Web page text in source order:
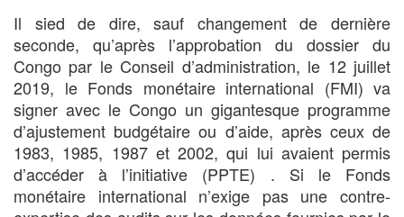
Il sied de dire, sauf changement de dernière
seconde, qu’après l’approbation du dossier du
Congo par le Conseil d’administration, le 12 juillet
2019, le Fonds monétaire international (FMI) va
signer avec le Congo un gigantesque programme
d’ajustement budgétaire ou d’aide, après ceux de
1983, 1985, 1987 et 2002, qui lui avaient permis
d’accéder à l’initiative (PPTE) . Si le Fonds
monétaire international n’exige pas une contre-